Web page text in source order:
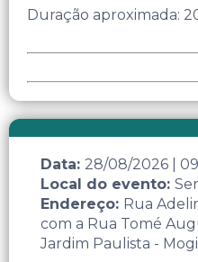
Duração aproximada:
Data: 28/08/2026
Local do evento:
Endereço: Rua
com a Rua Tomé
Jardim Paulista -